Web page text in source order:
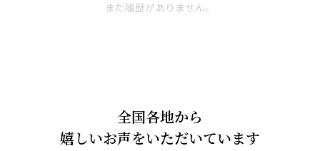
まだ履歴がありません。
全国各地から
嬉しいお声をいただいています